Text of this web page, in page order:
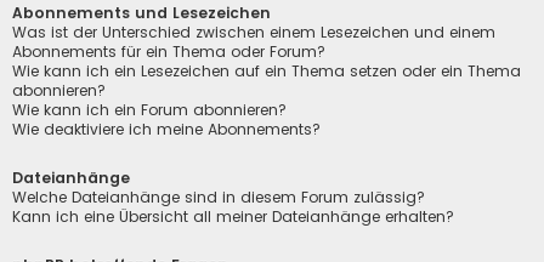
Abonnements und Lesezeichen
Was ist der Unterschied zwischen einem Lesezeichen und einem
Abonnements für ein Thema oder Forum?
Wie kann ich ein Lesezeichen auf ein Thema setzen oder ein Thema
abonnieren?
Wie kann ich ein Forum abonnieren?
Wie deaktiviere ich meine Abonnements?
Dateianhänge
Welche Dateianhänge sind in diesem Forum zulässig?
Kann ich eine Übersicht all meiner Dateianhänge erhalten?